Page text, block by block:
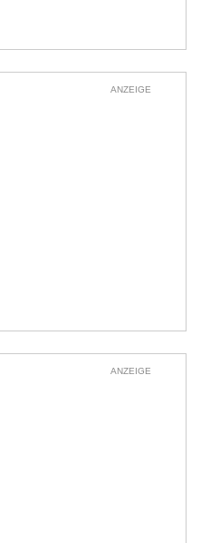
ANZEIGE
ANZEIGE